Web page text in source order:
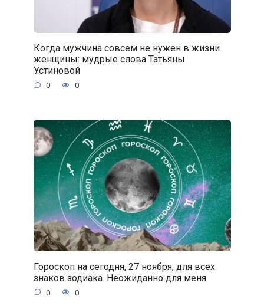
Когда мужчина совсем не нужен в жизни
женщины: мудрые слова Татьяны
Устиновой
0 0
Гороскоп на сегодня, 27 ноября, для всех
знаков зодиака. Неожиданно для меня
0 0